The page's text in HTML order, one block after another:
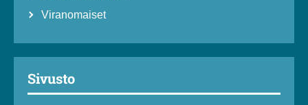
Viranomaiset
Sivusto